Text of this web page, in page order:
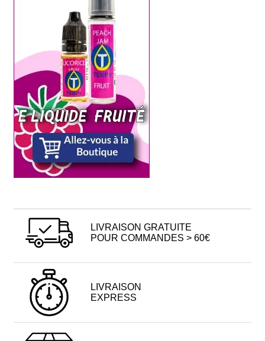
LIVRAISON GRATUITE
POUR COMMANDES > 60€
LIVRAISON
EXPRESS